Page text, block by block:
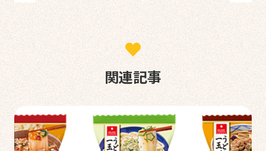
5』に出展します
い素材と野菜が摂
れるスープセット
が新発売
関連記事